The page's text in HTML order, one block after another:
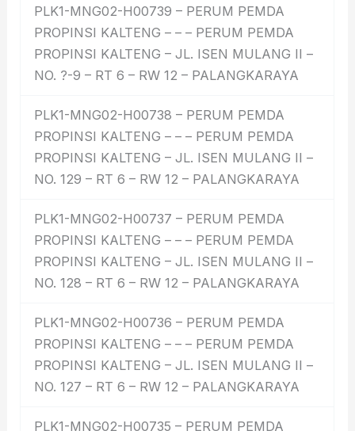
PLK1-MNG02-H00739 – PERUM PEMDA
PROPINSI KALTENG – – – PERUM PEMDA
PROPINSI KALTENG – JL. ISEN MULANG II –
NO. ?-9 – RT 6 – RW 12 – PALANGKARAYA
PLK1-MNG02-H00738 – PERUM PEMDA
PROPINSI KALTENG – – – PERUM PEMDA
PROPINSI KALTENG – JL. ISEN MULANG II –
NO. 129 – RT 6 – RW 12 – PALANGKARAYA
PLK1-MNG02-H00737 – PERUM PEMDA
PROPINSI KALTENG – – – PERUM PEMDA
PROPINSI KALTENG – JL. ISEN MULANG II –
NO. 128 – RT 6 – RW 12 – PALANGKARAYA
PLK1-MNG02-H00736 – PERUM PEMDA
PROPINSI KALTENG – – – PERUM PEMDA
PROPINSI KALTENG – JL. ISEN MULANG II –
NO. 127 – RT 6 – RW 12 – PALANGKARAYA
PLK1-MNG02-H00735 – PERUM PEMDA